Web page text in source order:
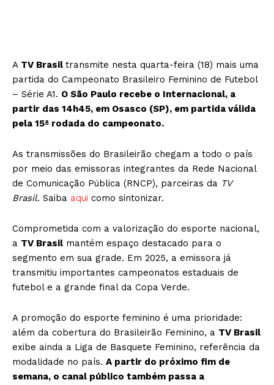
A TV Brasil transmite nesta quarta-feira (18) mais uma
partida do Campeonato Brasileiro Feminino de Futebol
– Série A1. O São Paulo recebe o Internacional, a
partir das 14h45, em Osasco (SP), em partida válida
pela 15ª rodada do campeonato.
As transmissões do Brasileirão chegam a todo o país
por meio das emissoras integrantes da Rede Nacional
de Comunicação Pública (RNCP), parceiras da TV
Brasil. Saiba aqui como sintonizar.
Comprometida com a valorização do esporte nacional,
a TV Brasil mantém espaço destacado para o
segmento em sua grade. Em 2025, a emissora já
transmitiu importantes campeonatos estaduais de
futebol e a grande final da Copa Verde.
A promoção do esporte feminino é uma prioridade:
além da cobertura do Brasileirão Feminino, a TV Brasil
exibe ainda a Liga de Basquete Feminino, referência da
modalidade no país. A partir do próximo fim de
semana, o canal público também passa a